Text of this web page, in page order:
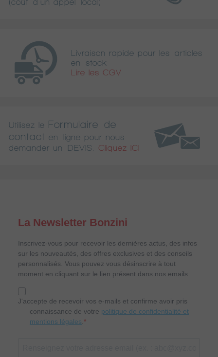
(coût d'un appel local)
Livraison rapide pour les articles
en stock
Lire les CGV
Utilisez le Formulaire de
contact en ligne pour nous
demander un DEVIS.
Cliquez ICI
La Newsletter Bonzini
Inscrivez-vous pour recevoir les dernières actus, des infos
sur les nouveautés, des offres exclusives et des conseils
personnalisés. Vous pouvez vous désinscrire à tout
moment en cliquant sur le lien présent dans nos emails.
J'accepte de recevoir vos e-mails et confirme avoir pris
connaissance de votre politique de confidentialité et
mentions légales.